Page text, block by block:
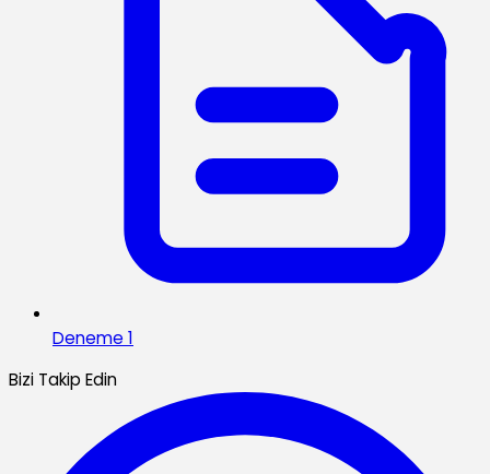
Deneme 1
Bizi Takip Edin